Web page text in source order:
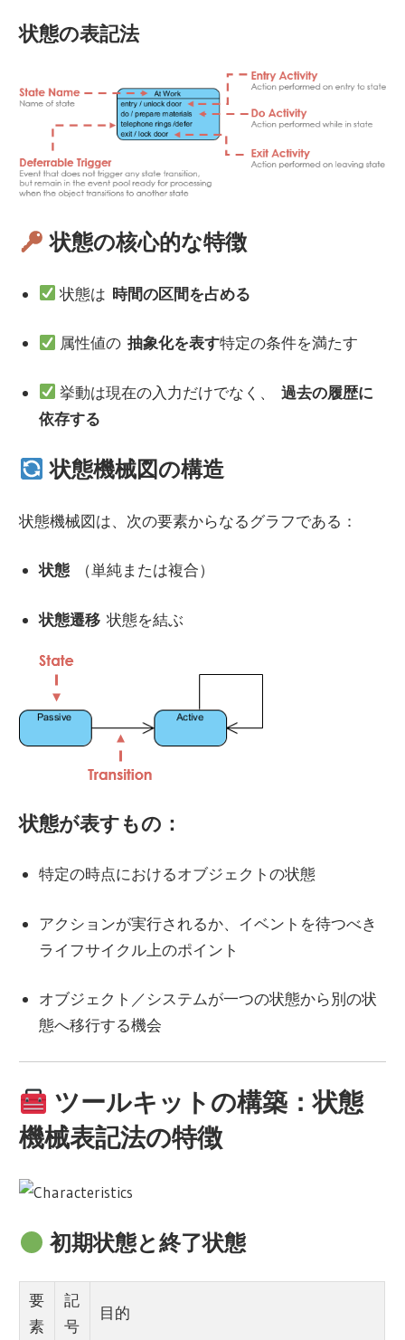
状態の表記法
状態の核心的な特徴
状態は 時間の区間を占める
属性値の 抽象化を表す特定の条件を満たす
挙動は現在の入力だけでなく、 過去の履歴に
依存する
状態機械図の構造
状態機械図は、次の要素からなるグラフである：
状態（単純または複合）
状態遷移状態を結ぶ
状態が表すもの：
特定の時点におけるオブジェクトの状態
アクションが実行されるか、イベントを待つべき
ライフサイクル上のポイント
オブジェクト／システムが一つの状態から別の状
態へ移行する機会
ツールキットの構築：状態
機械表記法の特徴
初期状態と終了状態
要
素
記
号
目的